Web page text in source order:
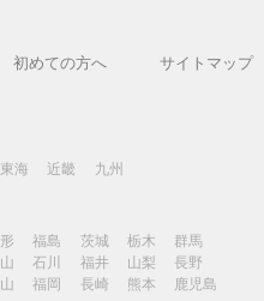
初めての方へ
サイトマップ
東海 近畿 九州
福島 茨城 栃木
群馬
石川 福井 山梨
長野
福岡 長崎 熊本 鹿児島